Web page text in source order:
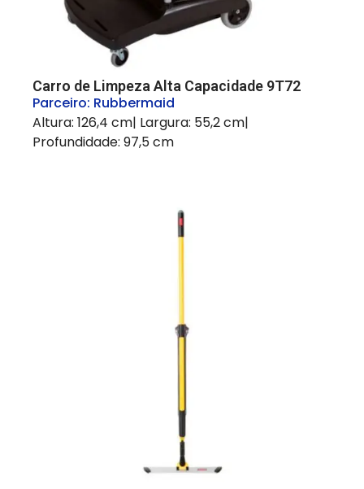
Carro de Limpeza Alta Capacidade 9T72
Parceiro: Rubbermaid
Altura: 126,4 cm| Largura: 55,2 cm|
Profundidade: 97,5 cm